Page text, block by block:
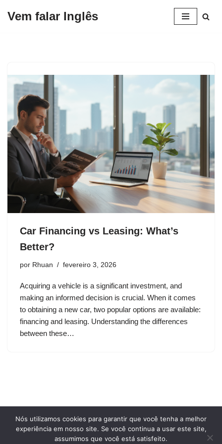
Vem falar Inglês
Car Financing vs Leasing: What’s
Better?
por Rhuan fevereiro 3, 2026
Acquiring a vehicle is a significant investment, and
making an informed decision is crucial. When it comes
to obtaining a new car, two popular options are available:
financing and leasing. Understanding the differences
between these…
Privacy Policy
Terms and conditions of use
Cookie Policy Contact Us
Nós utilizamos cookies para garantir que você tenha a melhor
experiência em nosso site. Se você continua a usar este site,
assumimos que você está satisfeito.